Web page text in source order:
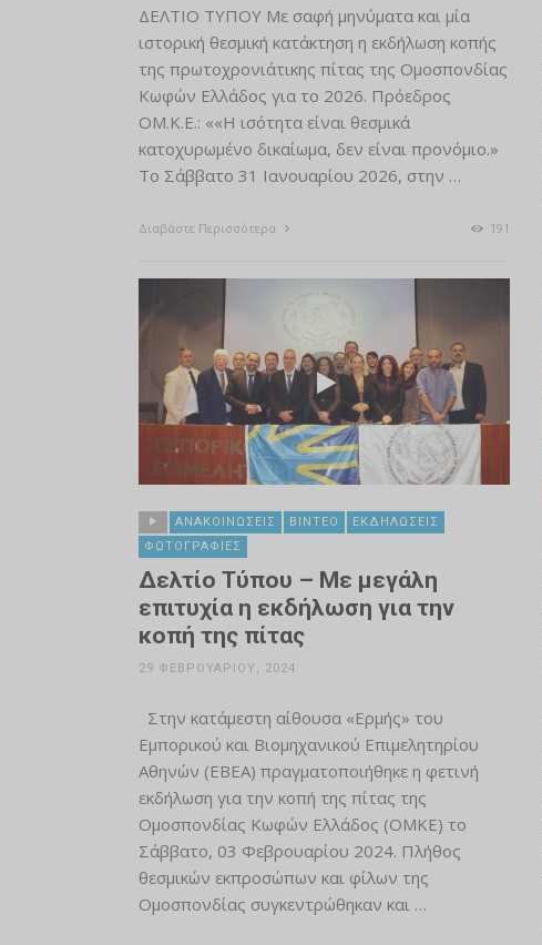
ΔΕΛΤΙΟ ΤΥΠΟΥ Με σαφή μηνύματα και μία
ιστορική θεσμική κατάκτηση η εκδήλωση κοπής
της πρωτοχρονιάτικης πίτας της Ομοσπονδίας
Κωφών Ελλάδος για το 2026. Πρόεδρος
ΟΜ.Κ.Ε.: ««Η ισότητα είναι θεσμικά
κατοχυρωμένο δικαίωμα, δεν είναι προνόμιο.»
Το Σάββατο 31 Ιανουαρίου 2026, στην …
Διαβάστε Περισσότερα 191
ΑΝΑΚΟΙΝΏΣΕΙΣ ΒΊΝΤΕΟ
ΕΚΔΗΛΏΣΕΙΣ
ΦΩΤΟΓΡΑΦΊΕΣ
Δελτίο Τύπου – Με μεγάλη
επιτυχία η εκδήλωση για την
κοπή της πίτας
29 ΦΕΒΡΟΥΑΡΊΟΥ, 2024
Στην κατάμεστη αίθουσα «Ερμής» του
Εμπορικού και Βιομηχανικού Επιμελητηρίου
Αθηνών (ΕΒΕΑ) πραγματοποιήθηκε η φετινή
εκδήλωση για την κοπή της πίτας της
Ομοσπονδίας Κωφών Ελλάδος (OMKE) το
Σάββατο, 03 Φεβρουαρίου 2024. Πλήθος
θεσμικών εκπροσώπων και φίλων της
Ομοσπονδίας συγκεντρώθηκαν και …